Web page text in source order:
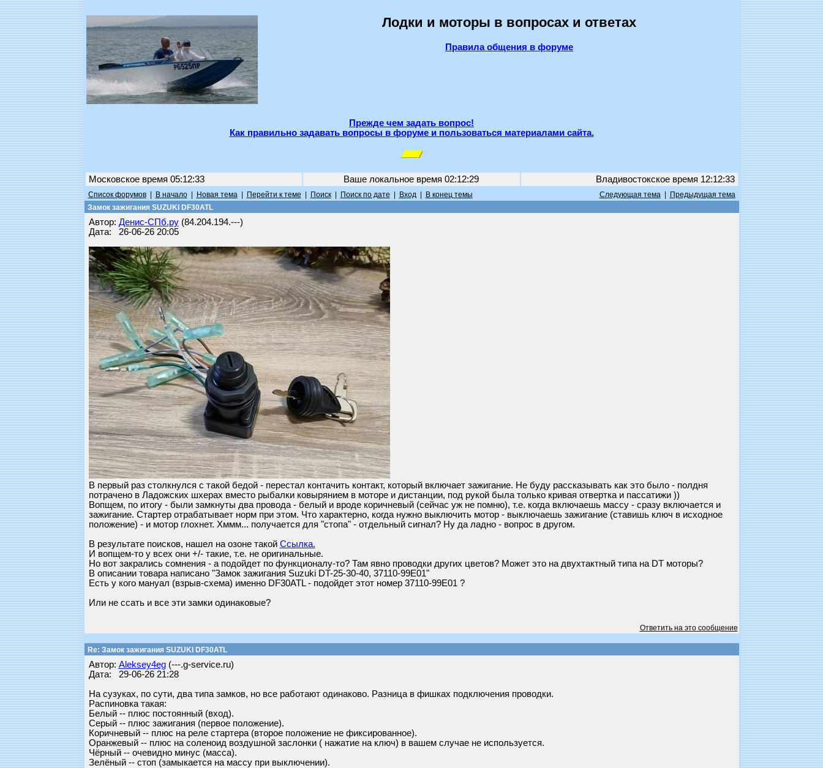
Лодки и моторы в вопросах и ответах
Правила общения в форуме
Прежде чем задать вопрос!
Как правильно задавать вопросы в форуме и пользоваться материалами сайта.
Московское время 05:12:33 Ваше локальное время 02:12:29 Владивостокское время 12:12:33
Список форумов| В начало| Новая тема| Перейти к теме Поиск| Поиск по дате Вход| В конец темы Следующая тема|
Предыдущая тема
Замок зажигания SUZUKI DF30ATL
Автор: Денис-СПб.ру(84.204.194.---)
Дата: 26-06-26 20:05
В первый раз столкнулся с такой бедой - перестал контачить контакт, который включает зажигание. Не буду рассказывать как это было - полдня
потрачено в Ладожских шхерах вместо рыбалки ковырянием в моторе и дистанции, под рукой была только кривая отвертка и пассатижи ))
Вопщем, по итогу - были замкнуты два провода - белый и вроде коричневый (сейчас уж не помню), т.е. когда включаешь массу - сразу включается и
зажигание. Стартер отрабатывает норм при этом. Что характерно, когда нужно выключить мотор - выключаешь зажигание (ставишь ключ в исходное
положение) - и мотор глохнет. Хммм... получается для "стопа" - отдельный сигнал? Ну да ладно - вопрос в другом.
В результате поисков, нашел на озоне такой Ссылка.
И вопщем-то у всех они +/- такие, т.е. не оригинальные.
Но вот закрались сомнения - а подойдет по функционалу-то? Там явно проводки других цветов? Может это на двухтактный типа на DT моторы?
В описании товара написано "Замок зажигания Suzuki DT-25-30-40, 37110-99Е01"
Есть у кого мануал (взрыв-схема) именно DF30ATL - подойдет этот номер 37110-99Е01 ?
Или не ссать и все эти замки одинаковые?
Ответить на это сообщение
Re: Замок зажигания SUZUKI DF30ATL
Автор: Aleksey4eg(---.g-service.ru)
Дата: 29-06-26 21:28
На сузуках, по сути, два типа замков, но все работают одинаково. Разница в фишках подключения проводки.
Распиновка такая:
Белый -- плюс постоянный (вход).
Серый -- плюс зажигания (первое положение).
Коричневый -- плюс на реле стартера (второе положение не фиксированное).
Оранжевый -- плюс на соленоид воздушной заслонки ( нажатие на ключ) в вашем случае не используется.
Чёрный -- очевидно минус (масса).
Зелёный -- стоп (замыкается на массу при выключении).